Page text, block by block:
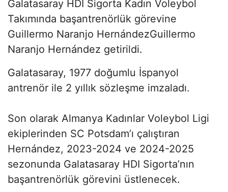
Galatasaray HDI Sigorta Kadın Voleybol
Takımında başantrenörlük görevine
Guillermo Naranjo HernándezGuillermo
Naranjo Hernández getirildi.
Galatasaray, 1977 doğumlu İspanyol
antrenör ile 2 yıllık sözleşme imzaladı.
Son olarak Almanya Kadınlar Voleybol Ligi
ekiplerinden SC Potsdam’ı çalıştıran
Hernández, 2023-2024 ve 2024-2025
sezonunda Galatasaray HDI Sigorta’nın
başantrenörlük görevini üstlenecek.